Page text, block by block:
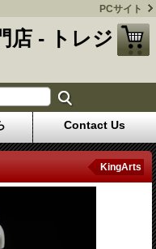
PCサイト
店 - トレジ
Contact Us
KingArts